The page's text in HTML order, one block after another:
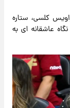
کلسی، ستاره
عاشقانه ای به